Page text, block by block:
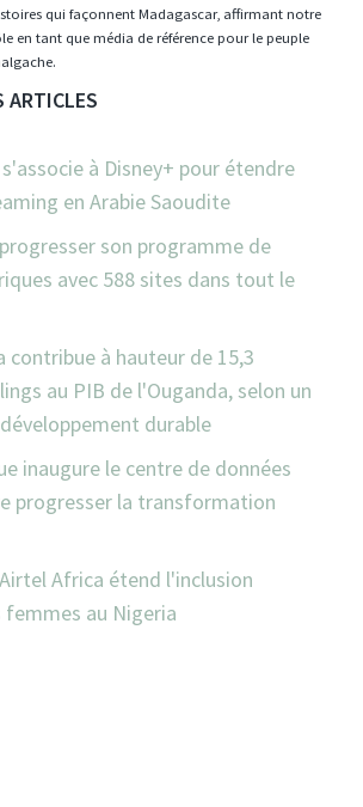
qui façonnent Madagascar, affirmant notre
en tant que média de référence pour le peuple
ARTICLES
à Disney+ pour étendre
en Arabie Saoudite
son programme de
avec 588 sites dans tout le
contribue à hauteur de 15,3
au PIB de l'Ouganda, selon un
durable
inaugure le centre de données
progresser la transformation
Africa étend l'inclusion
au Nigeria